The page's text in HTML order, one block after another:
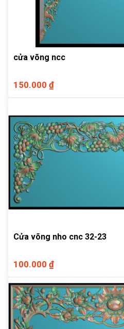
cửa võng ncc
150.000 ₫
Cửa võng nho cnc 32-23
100.000 ₫